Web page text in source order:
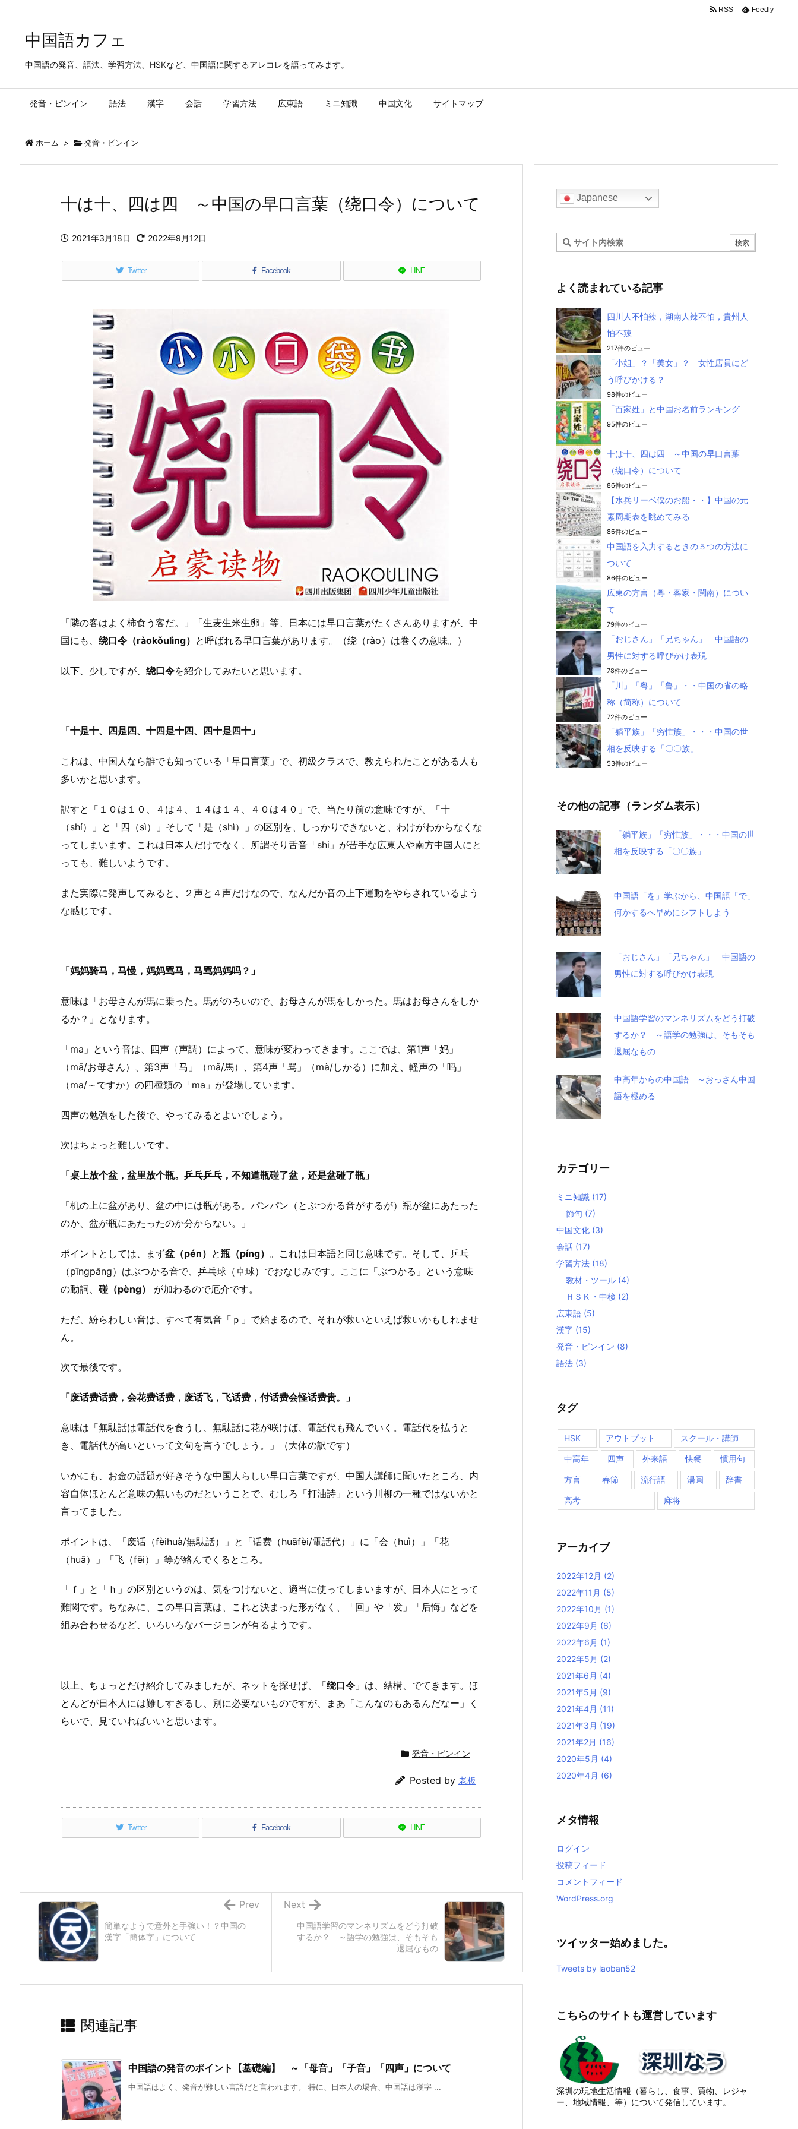
中国語カフェ
中国語の発音、語法、学習方法、HSKなど、中国語に関するアレコレを語ってみます。
発音・ピンイン 語法 漢字 会話 学習方法 広東語 ミニ知識 中国文化 サイトマップ
RSS Feedly
ホーム > 発音・ピンイン
十は十、四は四 ～中国の早口言葉（绕口令）について
2021年3月18日 2022年9月12日
Twitter Facebook LINE
「隣の客はよく柿食う客だ。」「生麦生米生卵」等、日本には早口言葉がたくさんありますが、中
国にも、 绕口令（ràokǒulìng） と呼ばれる早口言葉があります。（绕（rào）は巻くの意味。）
以下、少しですが、 绕口令を紹介してみたいと思います。
「十是十、四是四、十四是十四、四十是四十」
これは、中国人なら誰でも知っている「早口言葉」で、初級クラスで、教えられたことがある人も
多いかと思います。
訳すと「１０は１０、４は４、１４は１４、４０は４０」で、当たり前の意味ですが、「十
（shí）」と「四（sì）」そして「是（shì）」の区別を、しっかりできないと、わけがわからなくな
ってしまいます。これは日本人だけでなく、所謂そり舌音「shi」が苦手な広東人や南方中国人にと
っても、難しいようです。
また実際に発声してみると、２声と４声だけなので、なんだか音の上下運動をやらされているよう
な感じです。
「妈妈骑马，马慢，妈妈骂马，马骂妈妈吗？」
意味は「お母さんが馬に乗った。馬がのろいので、お母さんが馬をしかった。馬はお母さんをしか
るか？」となります。
「ma」という音は、四声（声調）によって、意味が変わってきます。ここでは、第1声「妈」
（mā/お母さん）、第3声「马」（mǎ/馬）、第4声「骂」（mà/しかる）に加え、軽声の「吗」
（ma/～ですか）の四種類の「ma」が登場しています。
四声の勉強をした後で、やってみるとよいでしょう。
次はちょっと難しいです。
「桌上放个盆，盆里放个瓶。乒乓乒乓，不知道瓶碰了盆，还是盆碰了瓶」
「机の上に盆があり、盆の中には瓶がある。パンパン（とぶつかる音がするが）瓶が盆にあたった
のか、盆が瓶にあたったのか分からない。」
ポイントとしては、まず盆（pén） と瓶（píng） 。これは日本語と同じ意味です。そして、乒乓
（pīngpāng）はぶつかる音で、乒乓球（卓球）でおなじみです。ここに「ぶつかる」という意味
の動詞、 碰（pèng） が加わるので厄介です。
ただ、紛らわしい音は、すべて有気音「ｐ」で始まるので、それが救いといえば救いかもしれませ
ん。
次で最後です。
「废话费话费，会花费话费，废话飞，飞话费，付话费会怪话费贵。」
意味は「無駄話は電話代を食うし、無駄話に花が咲けば、電話代も飛んでいく。電話代を払うと
き、電話代が高いといって文句を言うでしょう。」（大体の訳です）
いかにも、お金の話題が好きそうな中国人らしい早口言葉ですが、中国人講師に聞いたところ、内
容自体ほとんど意味の無いものだということで、むしろ「打油詩」という川柳の一種ではないかと
言ってました。
ポイントは、「废话（fèihuà/無駄話）」と「话费（huāfèi/電話代）」に「会（huì）」「花
（huā）」「飞（fēi）」等が絡んでくるところ。
「ｆ」と「ｈ」の区別というのは、気をつけないと、適当に使ってしまいますが、日本人にとって
難関です。ちなみに、この早口言葉は、これと決まった形がなく、「回」や「发」「后悔」などを
組み合わせるなど、いろいろなバージョンが有るようです。
以上、ちょっとだけ紹介してみましたが、ネットを探せば、「绕口令 」は、結構、でてきます。ほ
とんどが日本人には難しすぎるし、別に必要ないものですが、まあ「こんなのもあるんだなー」く
らいで、見ていればいいと思います。
発音・ピンイン
Posted by 老板
Twitter Facebook LINE
中国語学習のマンネリズムをどう打破
するか？ ～語学の勉強は、そもそも
退屈なもの
Next
簡単なようで意外と手強い！？中国の
漢字「簡体字」について
Prev
関連記事
中国語の発音のポイント【基礎編】 ～「母音」「子音」「四声」について
中国語はよく、発音が難しい言語だと言われます。 特に、日本人の場合、中国語は漢字 ...
Japanese
よく読まれている記事
四川人不怕辣，湖南人辣不怕，貴州人
怕不辣
217件のビュー
「小姐」？「美女」？ 女性店員にど
う呼びかける？
98件のビュー
「百家姓」と中国お名前ランキング
95件のビュー
十は十、四は四 ～中国の早口言葉
（绕口令）について
86件のビュー
【水兵リーベ僕のお船・・】中国の元
素周期表を眺めてみる
86件のビュー
中国語を入力するときの５つの方法に
ついて
86件のビュー
広東の方言（粤・客家・閩南）につい
て
79件のビュー
「おじさん」「兄ちゃん」 中国語の
男性に対する呼びかけ表現
78件のビュー
「川」「粤」「鲁」・・中国の省の略
称（简称）について
72件のビュー
「躺平族」「穷忙族」・・・中国の世
相を反映する「〇〇族」
53件のビュー
その他の記事（ランダム表示）
「躺平族」「穷忙族」・・・中国の世
相を反映する「〇〇族」
中国語「を」学ぶから、中国語「で」
何かするへ早めにシフトしよう
「おじさん」「兄ちゃん」 中国語の
男性に対する呼びかけ表現
中国語学習のマンネリズムをどう打破
するか？ ～語学の勉強は、そもそも
退屈なもの
中高年からの中国語 ～おっさん中国
語を極める
カテゴリー
ミニ知識 (17)
節句 (7)
中国文化 (3)
会話 (17)
学習方法 (18)
教材・ツール (4)
ＨＳＫ・中検 (2)
広東語 (5)
漢字 (15)
発音・ピンイン (8)
語法 (3)
タグ
HSK アウトプット スクール・講師
中高年 四声 外来語 快餐 慣用句
方言 春節 流行語 湯圓 辞書
高考 麻将
アーカイブ
2022年12月 (2)
2022年11月 (5)
2022年10月 (1)
2022年9月 (6)
2022年6月 (1)
2022年5月 (2)
2021年6月 (4)
2021年5月 (9)
2021年4月 (11)
2021年3月 (19)
2021年2月 (16)
2020年5月 (4)
2020年4月 (6)
メタ情報
ログイン
投稿フィード
コメントフィード
WordPress.org
ツイッター始めました。
Tweets by laoban52
こちらのサイトも運営しています
深圳の現地生活情報（暮らし、食事、買物、レジャ
ー、地域情報、等）について発信しています。